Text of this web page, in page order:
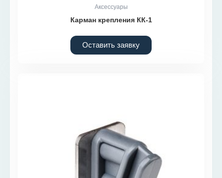
Аксессуары
Карман крепления КК-1
Оставить заявку